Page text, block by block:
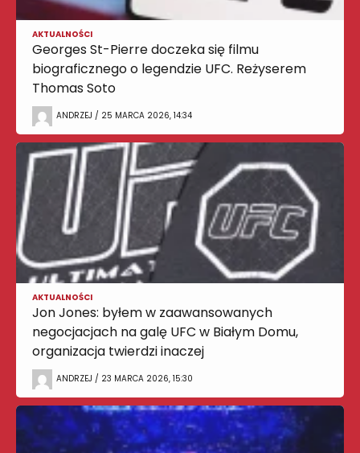
AKTUALNOŚCI
Georges St-Pierre doczeka się filmu
biograficznego o legendzie UFC. Reżyserem
Thomas Soto
ANDRZEJ / 25 MARCA 2026, 14:34
AKTUALNOŚCI
Jon Jones: byłem w zaawansowanych
negocjacjach na galę UFC w Białym Domu,
organizacja twierdzi inaczej
ANDRZEJ / 23 MARCA 2026, 15:30